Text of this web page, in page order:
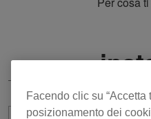
Facendo clic su “Accetta
posizionamento dei